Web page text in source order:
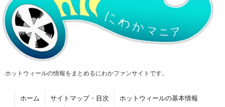
ホットウィールの情報をまとめるにわかファンサイトです。
ホーム サイトマップ・目次
ホットウィールの基本情報